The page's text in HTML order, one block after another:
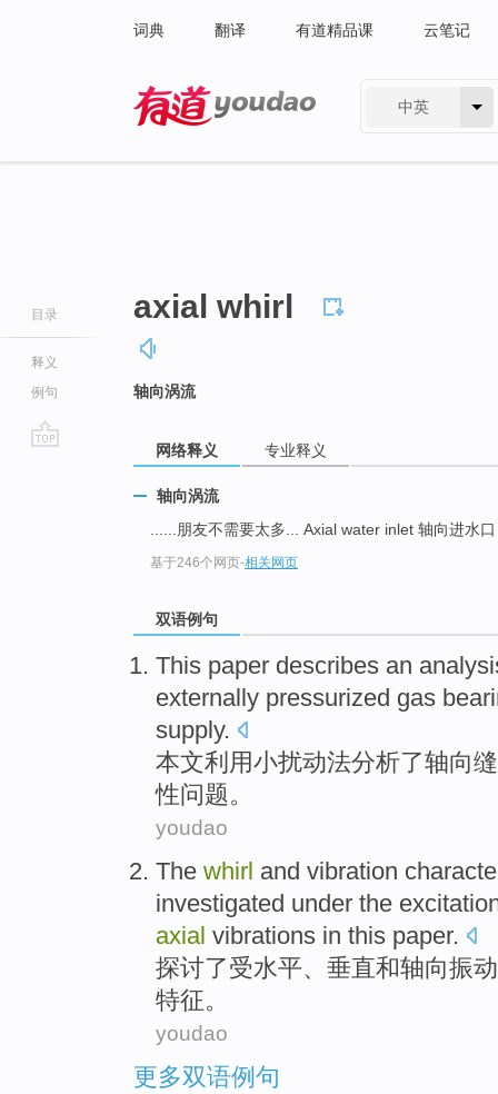
词典 翻译 有道精品课 云笔记
中英
目录
释义
例句
axial whirl
轴向涡流
网络释义 专业释义
轴向涡流
......朋友不需要太多... Axial water inlet 轴向进水
基于246个网页-相关网页
双语例句
This paper describes an
externally pressurized gas
supply.
本文利用小扰动法分析了轴向缝
性问题。
youdao
The whirl and vibration
investigated under the
axial vibrations in this paper.
探讨了受水平、 垂直和轴向振动
特征。
youdao
更多双语例句